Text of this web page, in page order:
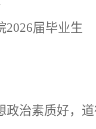
2026届毕业生
政治素质好，